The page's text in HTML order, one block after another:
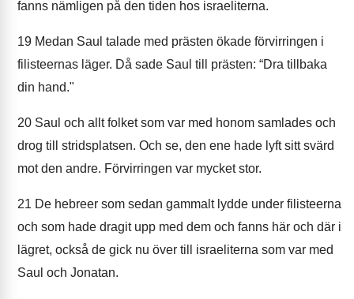
fanns nämligen på den tiden hos israeliterna.
19 Medan Saul talade med prästen ökade förvirringen i
filisteernas läger. Då sade Saul till prästen: “Dra tillbaka
din hand."
20 Saul och allt folket som var med honom samlades och
drog till stridsplatsen. Och se, den ene hade lyft sitt svärd
mot den andre. Förvirringen var mycket stor.
21 De hebreer som sedan gammalt lydde under filisteerna
och som hade dragit upp med dem och fanns här och där i
lägret, också de gick nu över till israeliterna som var med
Saul och Jonatan.